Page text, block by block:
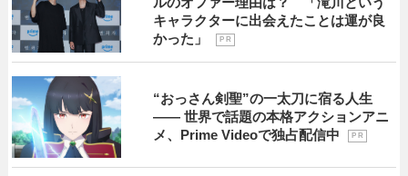
キャラクターに出会えたことは運が良
かった」
P R
“おっさん剣聖”の一太刀に宿る人生
―― 世界で話題の本格アクションアニ
メ、Prime Videoで独占配信中
P R